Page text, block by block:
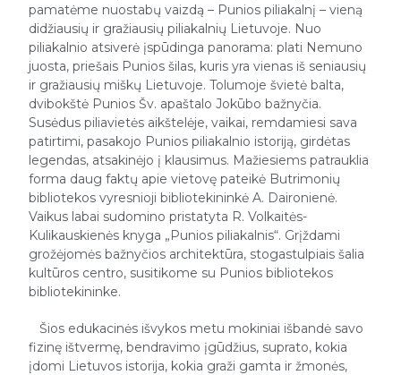
pamatėme nuostabų vaizdą – Punios piliakalnį – vieną
didžiausių ir gražiausių piliakalnių Lietuvoje. Nuo
piliakalnio atsiverė įspūdinga panorama: plati Nemuno
juosta, priešais Punios šilas, kuris yra vienas iš seniausių
ir gražiausių miškų Lietuvoje. Tolumoje švietė balta,
dvibokštė Punios Šv. apaštalo Jokūbo bažnyčia.
Susėdus piliavietės aikštelėje, vaikai, remdamiesi sava
patirtimi, pasakojo Punios piliakalnio istoriją, girdėtas
legendas, atsakinėjo į klausimus. Mažiesiems patrauklia
forma daug faktų apie vietovę pateikė Butrimonių
bibliotekos vyresnioji bibliotekininkė A. Daironienė.
Vaikus labai sudomino pristatyta R. Volkaitės-
Kulikauskienės knyga „Punios piliakalnis“. Grįždami
grožėjomės bažnyčios architektūra, stogastulpiais šalia
kultūros centro, susitikome su Punios bibliotekos
bibliotekininke.
Šios edukacinės išvykos metu mokiniai išbandė savo
fizinę ištvermę, bendravimo įgūdžius, suprato, kokia
įdomi Lietuvos istorija, kokia graži gamta ir žmonės,